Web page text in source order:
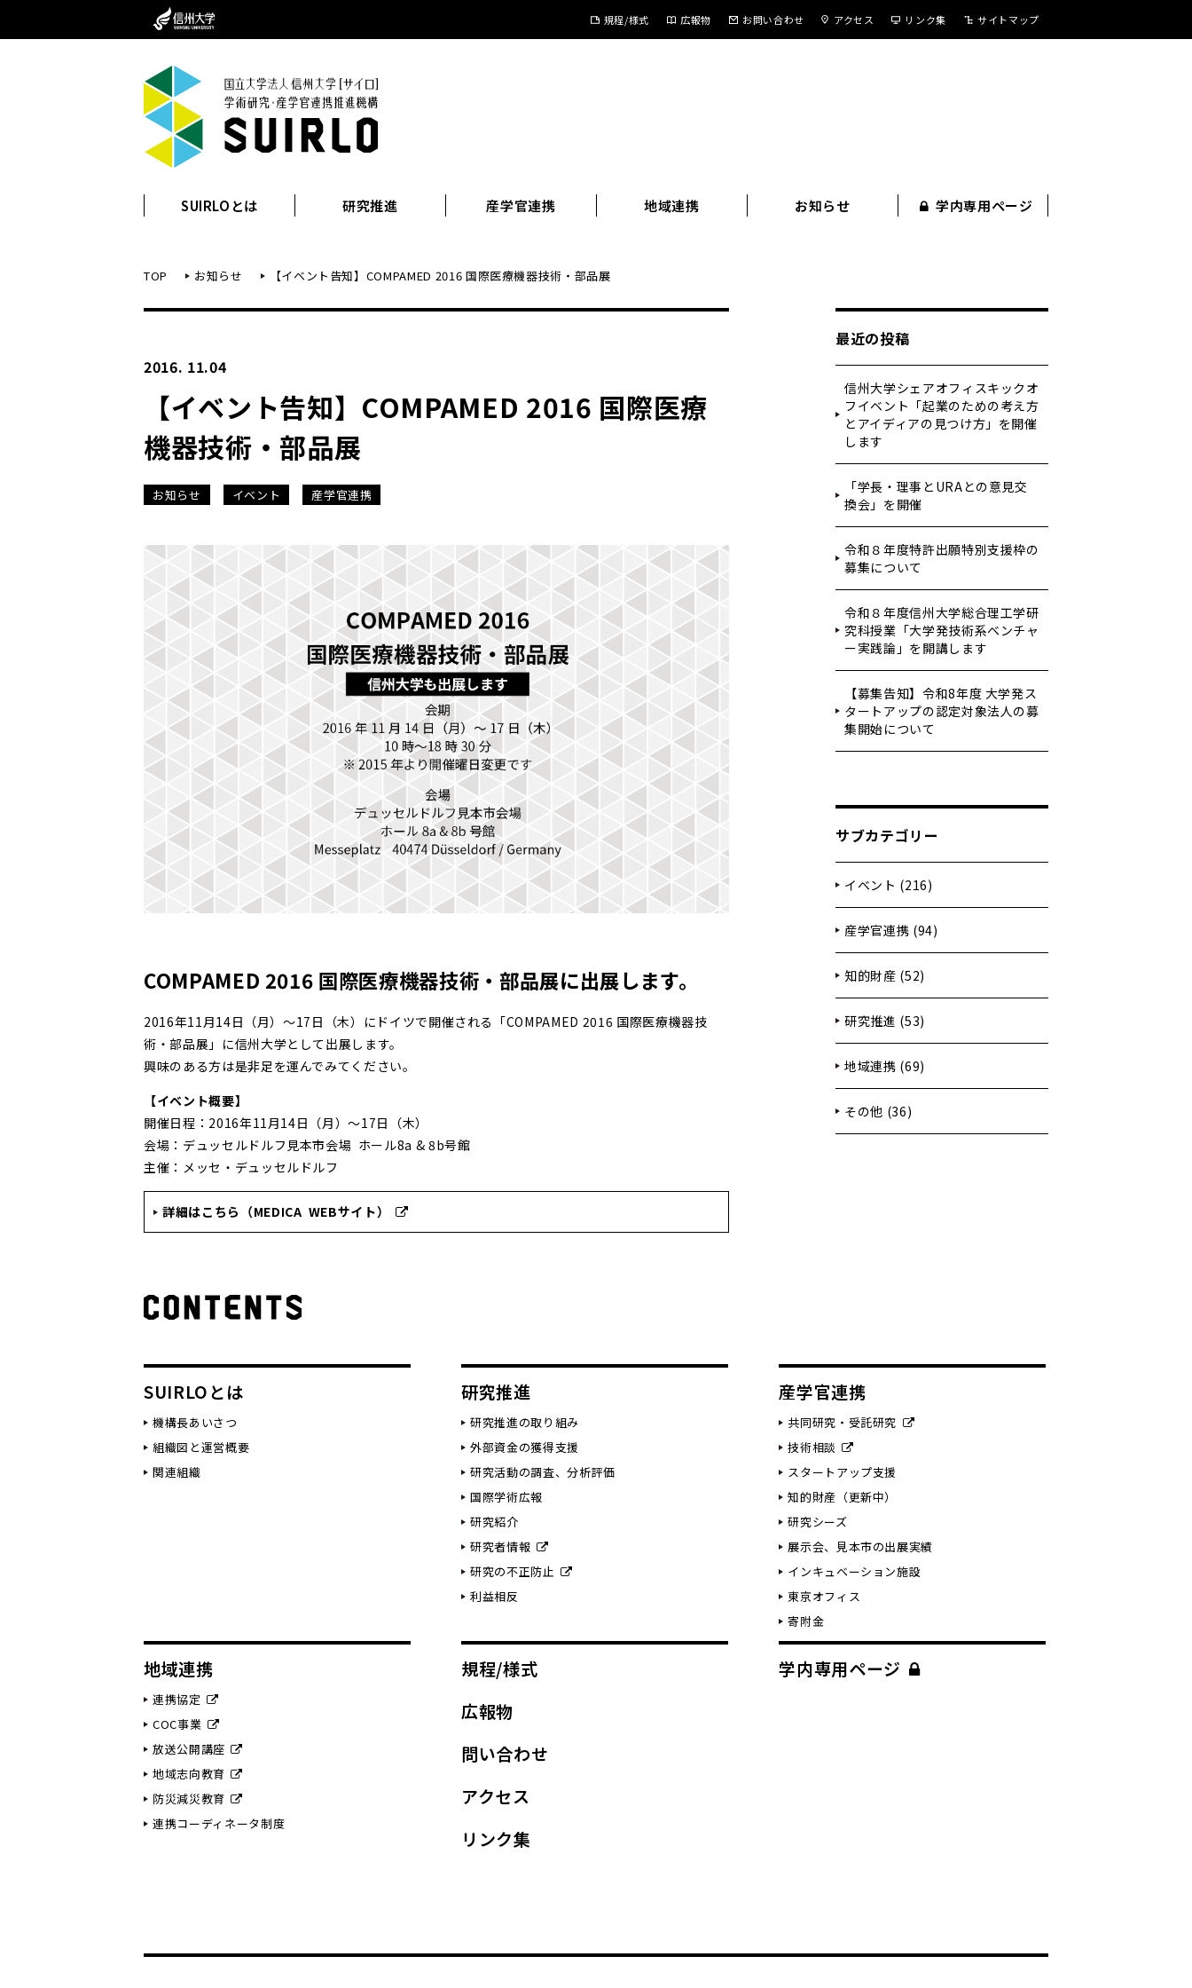
サイトマップ
リンク集
アクセス
お問い合わせ
広報物
規程/様式
SUIRLOとは 研究推進 産学官連携 地域連携 お知らせ 学内専用ページ
TOP お知らせ 【イベント告知】COMPAMED 2016 国際医療機器技術・部品展
2016. 11.04
【イベント告知】COMPAMED 2016 国際医療
機器技術・部品展
お知らせ イベント 産学官連携
COMPAMED 2016 国際医療機器技術・部品展に出展します。
2016年11月14日（月）～17日（木）にドイツで開催される「COMPAMED 2016 国際医療機器技
術・部品展」に信州大学として出展します。
興味のある方は是非足を運んでみてください。
【イベント概要】
開催日程：2016年11月14日（月）～17日（木）
会場：デュッセルドルフ見本市会場 ホール8a & 8b号館
主催：メッセ・デュッセルドルフ
詳細はこちら（MEDICA WEBサイト）
最近の投稿
信州大学シェアオフィスキックオ
フイベント「起業のための考え方
とアイディアの見つけ方」を開催
します
「学長・理事とURAとの意見交
換会」を開催
令和８年度特許出願特別支援枠の
募集について
令和８年度信州大学総合理工学研
究科授業「大学発技術系ベンチャ
ー実践論」を開講します
【募集告知】令和8年度 大学発ス
タートアップの認定対象法人の募
集開始について
サブカテゴリー
イベント (216)
産学官連携 (94)
知的財産 (52)
研究推進 (53)
地域連携 (69)
その他 (36)
SUIRLOとは
機構長あいさつ
組織図と運営概要
関連組織
研究推進
研究推進の取り組み
外部資金の獲得支援
研究活動の調査、分析評価
国際学術広報
研究紹介
研究者情報
研究の不正防止
利益相反
産学官連携
共同研究・受託研究
技術相談
スタートアップ支援
知的財産（更新中）
研究シーズ
展示会、見本市の出展実績
インキュベーション施設
東京オフィス
寄附金
地域連携
連携協定
COC事業
放送公開講座
地域志向教育
防災減災教育
連携コーディネータ制度
規程/様式
広報物
問い合わせ
アクセス
リンク集
学内専用ページ